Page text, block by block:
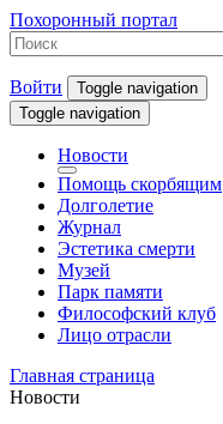
Похоронный портал
Войти
Toggle navigation
Toggle navigation
Новости
Помощь скорбящим
Долголетие
Журнал
Эстетика смерти
Музей
Парк памяти
Философский клуб
Лицо отрасли
Главная страница
Новости